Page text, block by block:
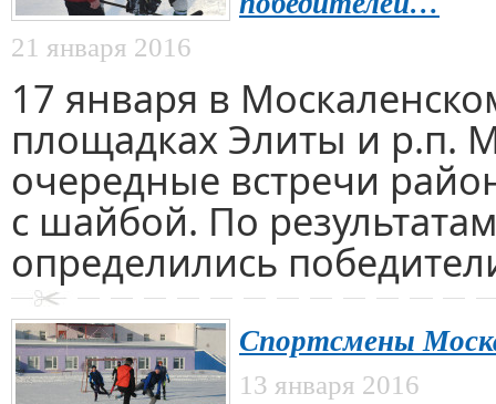
21 января 2016
17 января в
площадках Элиты и р.п.
очередные встречи
с шайбой. По
определились
Спортсмены
13 января 2016